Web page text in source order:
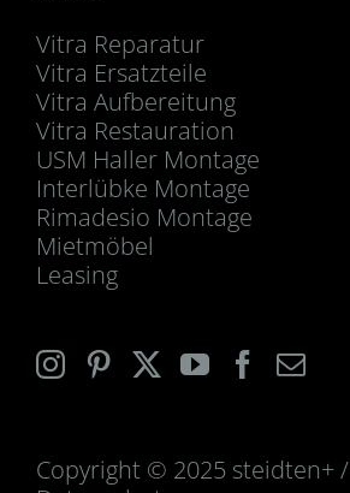
Vitra Reparatur
Vitra Ersatzteile
Vitra Aufbereitung
Vitra Restauration
USM Haller Montage
Interlübke Montage
Rimadesio Montage
Mietmöbel
Leasing
Copyright © 2025 steidten+ /